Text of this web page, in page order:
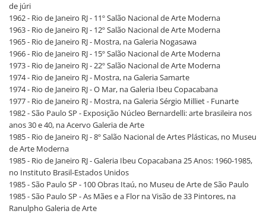
de júri
1962 - Rio de Janeiro RJ - 11º Salão Nacional de Arte Moderna
1963 - Rio de Janeiro RJ - 12º Salão Nacional de Arte Moderna
1965 - Rio de Janeiro RJ - Mostra, na Galeria Nogasawa
1966 - Rio de Janeiro RJ - 15º Salão Nacional de Arte Moderna
1973 - Rio de Janeiro RJ - 22º Salão Nacional de Arte Moderna
1974 - Rio de Janeiro RJ - Mostra, na Galeria Samarte
1974 - Rio de Janeiro RJ - O Mar, na Galeria Ibeu Copacabana
1977 - Rio de Janeiro RJ - Mostra, na Galeria Sérgio Milliet - Funarte
1982 - São Paulo SP - Exposição Núcleo Bernardelli: arte brasileira nos
anos 30 e 40, na Acervo Galeria de Arte
1985 - Rio de Janeiro RJ - 8º Salão Nacional de Artes Plásticas, no Museu
de Arte Moderna
1985 - Rio de Janeiro RJ - Galeria Ibeu Copacabana 25 Anos: 1960-1985,
no Instituto Brasil-Estados Unidos
1985 - São Paulo SP - 100 Obras Itaú, no Museu de Arte de São Paulo
1985 - São Paulo SP - As Mães e a Flor na Visão de 33 Pintores, na
Ranulpho Galeria de Arte